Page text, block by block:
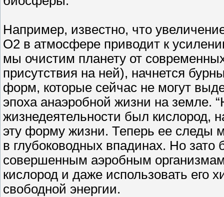
Например, известно, что
О2 в атмосфере приводит к
мы очистим планету от
присутствия на ней), начнется
форм, которые сейчас не могут
эпоха анаэробной жизни на земле.
жизнедеятельности был кислород,
эту форму жизни. Теперь ее следы
в глубоководных впадинах. Но
совершенным аэробным
кислород и даже использовать его
свободной энергии.